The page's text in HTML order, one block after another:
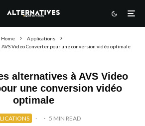
Home
Applications
Video Converter pour une conversion vidéo optimale
alternatives à AVS Video
une conversion vidéo
optimale
· · 5 MIN READ